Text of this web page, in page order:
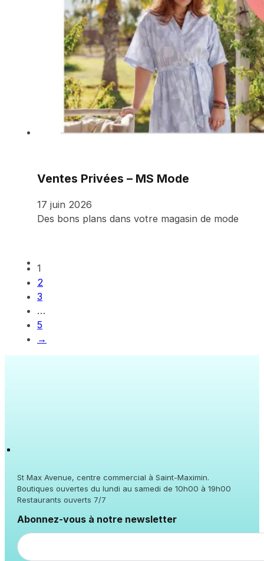
Ventes Privées – MS Mode
17 juin 2026
Des bons plans dans votre magasin de mode
1
2
3
…
5
→
St Max Avenue, centre commercial à Saint-Maximin.
Boutiques ouvertes du lundi au samedi de 10h00 à 19h00
Restaurants ouverts 7/7
Abonnez-vous à notre newsletter